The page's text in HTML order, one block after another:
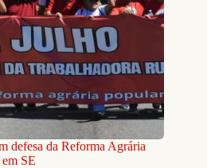
defesa da Reforma Agrária
SE